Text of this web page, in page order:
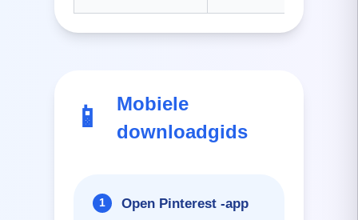
📱
Mobiele
downloadgids
1 Open Pinterest -app